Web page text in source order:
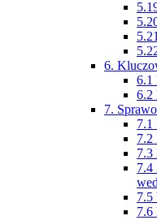
6.
6.1
6.2
7.
7.1
7.2
7.3
7.4
7.5
7.6